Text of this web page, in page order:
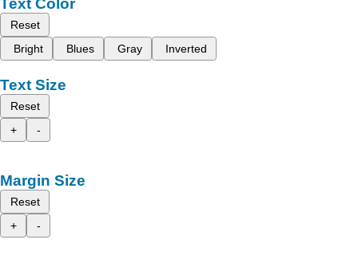
Text Color
Reset
Bright
Blues Gray Inverted
Text Size
Reset
+
-
Margin Size
Reset
+
-